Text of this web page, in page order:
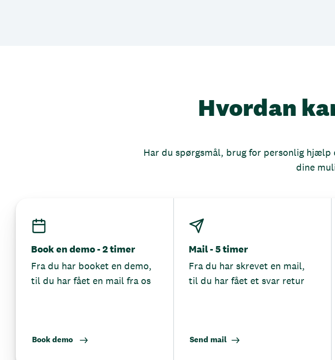
Hvordan
Har du spørgsmål, brug for personlig
dine
Book en demo - 2 timer
Fra du har booket en demo,
til du har fået en mail fra os
Book demo
Mail - 5 timer
Fra du har skrevet en mail,
til du har fået et svar retur
Send mail